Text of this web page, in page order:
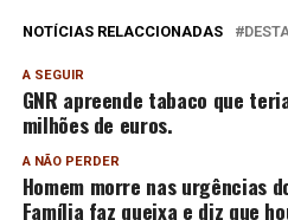
NOTÍCIAS RELACCIONADAS
A SEGUIR
GNR apreende tabaco que
milhões de euros.
A NÃO PERDER
Homem morre nas urgências
Família faz queixa e diz que